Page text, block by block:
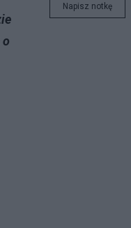
Napisz notkę